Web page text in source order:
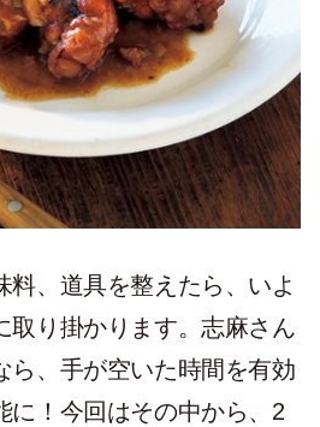
料、道具を整えたら、いよ
取り掛かります。志麻さん
ら、手が空いた時間を有効
に！今回はその中から、2